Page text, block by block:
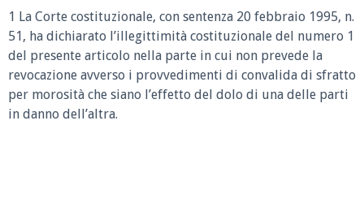
1 La Corte costituzionale, con sentenza 20 febbraio 1995, n.
51, ha dichiarato l’illegittimità costituzionale del numero 1
del presente articolo nella parte in cui non prevede la
revocazione avverso i provvedimenti di convalida di sfratto
per morosità che siano l’effetto del dolo di una delle parti
in danno dell’altra.